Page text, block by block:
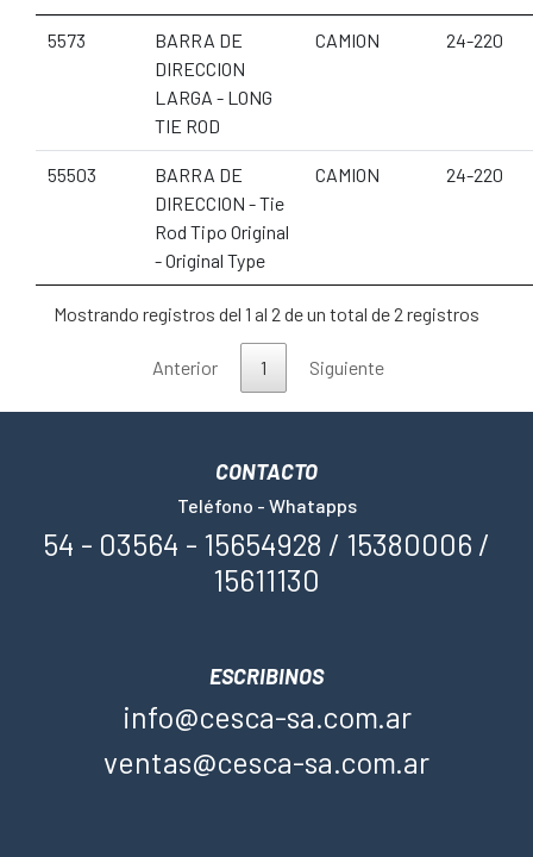
5573
BARRA DE
DIRECCION
LARGA - LONG
TIE ROD
CAMION 24-220
55503
BARRA DE
DIRECCION - Tie
Rod Tipo Original
- Original Type
CAMION 24-220
Mostrando registros del 1 al 2 de un total de 2 registros
Anterior 1 Siguiente
CONTACTO
Teléfono - Whatapps
54 - 03564 - 15654928 / 15380006 /
15611130
ESCRIBINOS
info@cesca-sa.com.ar
ventas@cesca-sa.com.ar